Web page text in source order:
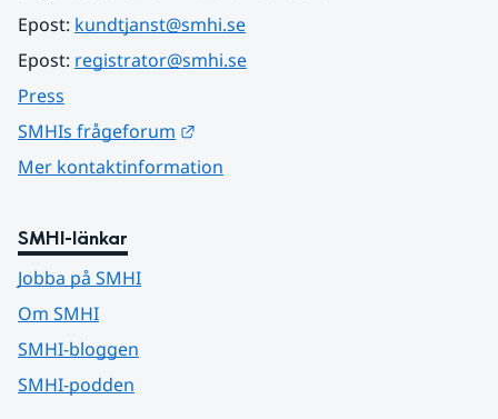
Epost: kundtjanst@smhi.se
Epost: registrator@smhi.se
Press
SMHIs frågeforum
Mer kontaktinformation
SMHI-länkar
Jobba på SMHI
Om SMHI
SMHI-bloggen
SMHI-podden